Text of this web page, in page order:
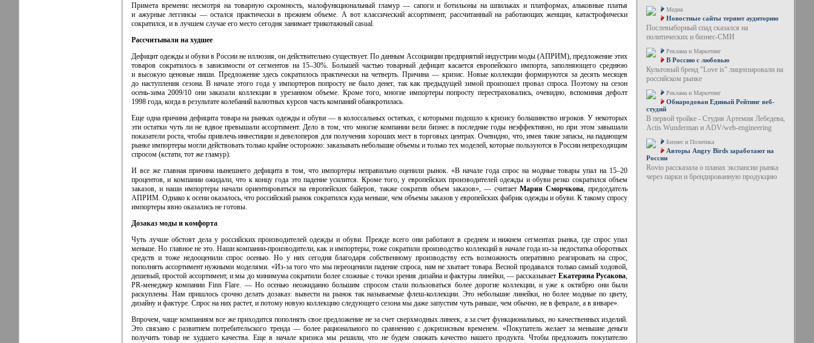
Примета времени: несмотря на товарную скромность, малофункциональный гламур — сапоги и ботильоны на шпильках и платформах, альковные платья
и ажурные леггинсы — остался практически в прежнем объеме. А вот классический ассортимент, рассчитанный на работающих женщин, катастрофически
сократился, и в лучшем случае его место сегодня занимает трикотажный casual.
Рассчитывали на худшее
Дефицит одежды и обуви в России не иллюзия, он действительно существует. По данным Ассоциации предприятий индустрии моды (АПРИМ), предложение этих
товаров сократилось в зависимости от сегментов на 15–30%. Большей частью товарный дефицит касается европейского импорта, заполняющего среднюю
и высокую ценовые ниши. Предложение здесь сократилось практически на четверть. Причина — кризис. Новые коллекции формируются за десять месяцев
до наступления сезона. В начале этого года у импортеров попросту не было денег, так как предыдущей зимой произошел провал спроса. Поэтому на сезон
осень-зима 2009/10 они заказали коллекции в урезанном объеме. Кроме того, многие импортеры попросту перестраховались, очевидно, вспоминая дефолт
1998 года, когда в результате колебаний валютных курсов часть компаний обанкротилась.
Еще одна причина дефицита товара на рынках одежды и обуви — в колоссальных остатках, с которыми подошло к кризису большинство игроков. У некоторых
эти остатки чуть ли не вдвое превышали ассортимент. Дело в том, что многие компании вели бизнес в последние годы неэффективно, но при этом завышали
показатели роста, чтобы привлечь инвестиции и девелоперов для получения хороших мест в торговых центрах. Очевидно, что, имея такие запасы, на падающем
рынке импортеры могли действовать только крайне осторожно: заказывать небольшие объемы и только тех моделей, которые пользуются в России непреходящим
спросом (кстати, тот же гламур).
И все же главная причина нынешнего дефицита в том, что импортеры неправильно оценили рынок. «В начале года спрос на модные товары упал на 15–20
процентов, и компании ожидали, что к концу года это падение усилится. Кроме того, у европейских производителей одежды и обуви резко сократился объем
заказов, и наши импортеры начали ориентироваться на европейских байеров, также сократив объем заказов», — считает Мария Сморчкова, председатель
АПРИМ. Однако к осени оказалось, что российский рынок сократился куда меньше, чем объемы заказов у европейских фабрик одежды и обуви. К такому спросу
импортеры явно оказались не готовы.
Дозаказ моды и комфорта
Чуть лучше обстоят дела у российских производителей одежды и обуви. Прежде всего они работают в среднем и нижнем сегментах рынка, где спрос упал
меньше. Но главное не это. Наши компании-производители, как и импортеры, тоже сократили производство коллекций в начале годаиз-за недостатка оборотных
средств и тоже недооценили спрос осенью. Но у них сегодня благодаря собственному производству есть возможность оперативно реагировать на спрос,
пополнять ассортимент нужными моделями. «Из-затого что мы переоценили падение спроса, нам не хватает товара. Весной продавался только самый ходовой,
дешевый, простой ассортимент, и мы до минимума сократили более сложные с точки зрения дизайна и фактуры линейки, — рассказывает ЕкатеринаРусакова
PR-менеджер компании Finn Flare. — Но осенью неожиданно большим спросом стали пользоваться более дорогие коллекции, и уже к октябрю они были
раскуплены. Нам пришлось срочно делать дозаказ: вывести на рынок так называемыефлеш-коллекции. Это небольшие линейки, но более модные по цвету,
дизайну и фактуре. Спрос на них растет, и потому новую коллекцию следующего сезона мы даже запустим чуть раньше, чем обычно, не в феврале, а в январе».
Впрочем, чаще компаниям все же приходится пополнять свое предложение не за счет сверхмодных линеек, а за счет функциональных, но качественных изделий.
Это связано с развитием потребительского тренда — более рационального по сравнению с докризисным временем. «Покупатель желает за меньшие деньги
получить товар не худшего качества. Еще в начале кризиса мы решили, что не будем снижать качество нашего продукта. Чтобы предложить покупателю
Медиа
Новостные сайты теряют аудиторию
Послевыборный спад сказался на
политических и бизнес-СМИ
Реклама и Маркетинг
В Россию с любовью
Культовый бренд "Love is" лицензировали на
российском рынке
Реклама и Маркетинг
Обнародован Единый Рейтинг веб-
студий
В первой тройке - Студия Артемия Лебедева,
Actis Wunderman и ADV/web-engineering
Бизнес и Политика
Авторы Angry Birds заработают на
России
Rovio рассказала о планах экспансии рынка
через парки и брендированную продукцию